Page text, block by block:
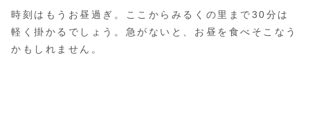
時刻はもうお昼過ぎ。ここからみるくの里まで30分は
軽く掛かるでしょう。急がないと、お昼を食べそこなう
かもしれません。